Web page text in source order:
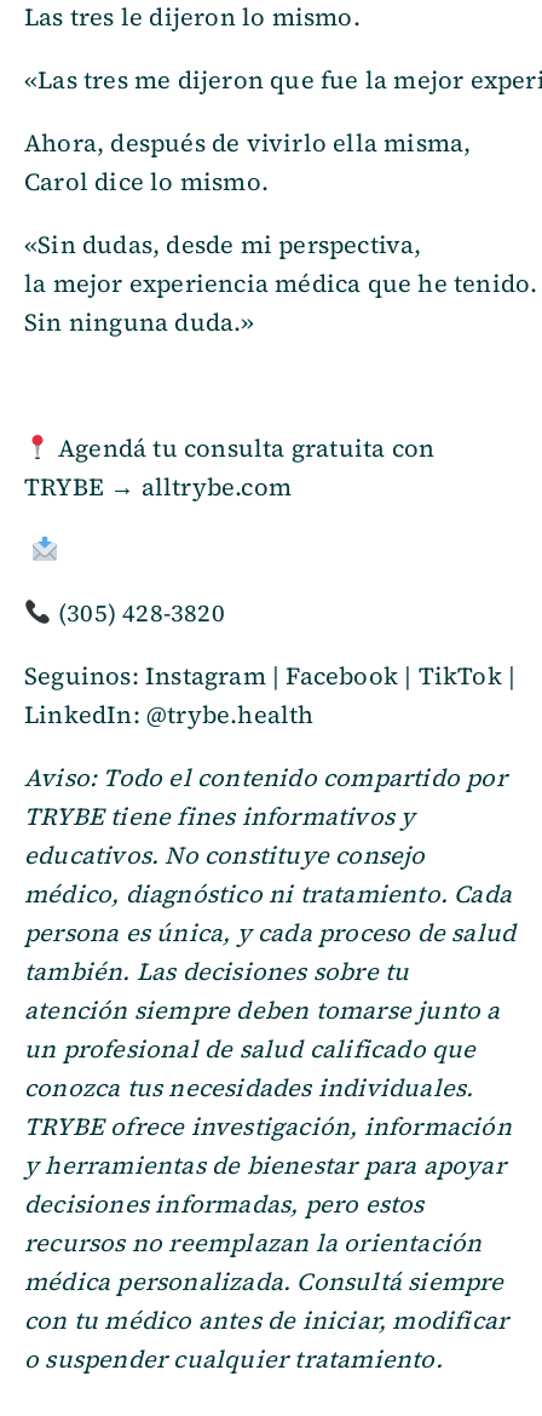
Las tres le dijeron lo mismo.
«Las tres me dijeron que fue la mejor
Ahora, después de vivirlo ella misma,
Carol dice lo mismo.
«Sin dudas, desde mi perspectiva,
la mejor experiencia médica que he tenido.
Sin ninguna duda.»
Agendá tu consulta gratuita con
TRYBE → alltrybe.com
(305) 428-3820
Seguinos: Instagram | Facebook | TikTok |
LinkedIn: @trybe.health
Aviso: Todo el contenido compartido por
TRYBE tiene fines informativos y
educativos. No constituye consejo
médico, diagnóstico ni tratamiento. Cada
persona es única, y cada proceso de salud
también. Las decisiones sobre tu
atención siempre deben tomarse junto a
un profesional de salud calificado que
conozca tus necesidades individuales.
TRYBE ofrece investigación, información
y herramientas de bienestar para apoyar
decisiones informadas, pero estos
recursos no reemplazan la orientación
médica personalizada. Consultá siempre
con tu médico antes de iniciar, modificar
o suspender cualquier tratamiento.